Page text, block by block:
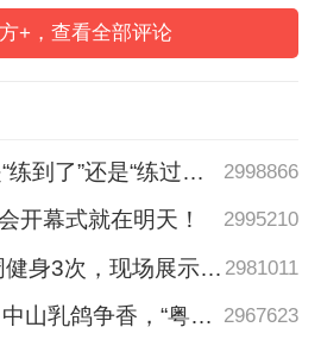
水项目成为关注焦点。大
米，总落差391米，游客
+，查看全部评论
运动后酸痛，是“练到了”还是“练过了”？ 2998866
开幕式就在明天！ 2995210
89岁钟南山每周健身3次，现场展示常用拉力器 2981011
万绿湖鲜竞鲜、中山乳鸽争香，“粤菜师傅”烹南粤百味、人间烟火 2967623